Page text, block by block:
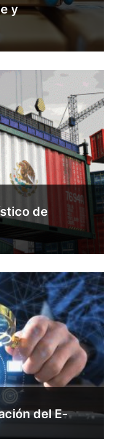
y
de
del E-